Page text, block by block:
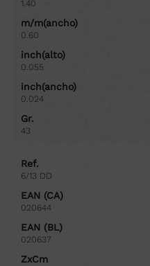
1.40
m/m(ancho)
0.60
inch(alto)
0.055
inch(ancho)
0.024
Gr.
43
Ref.
6/13 DD
EAN (CA)
020644
EAN (BL)
020637
ZxCm